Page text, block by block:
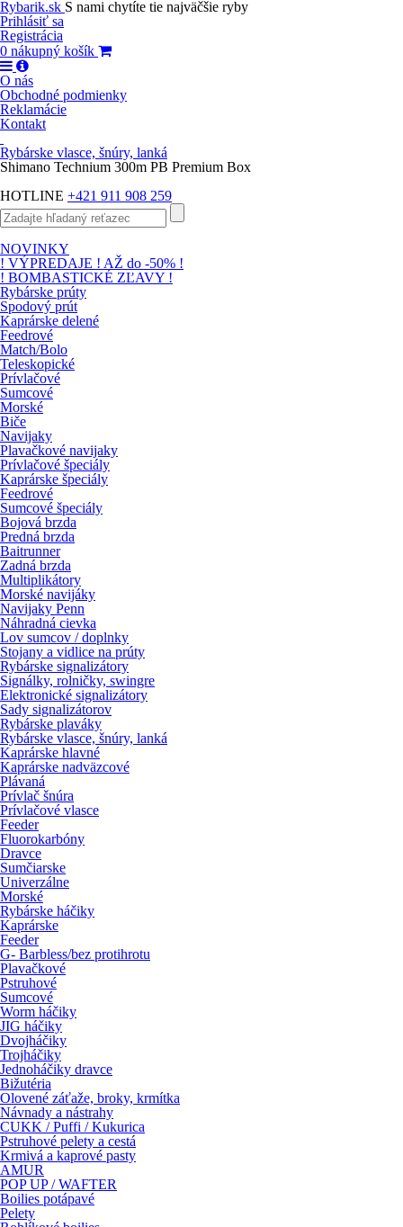
Rybarik.sk S nami chytíte tie najväčšie ryby
Prihlásiť sa
Registrácia
0 nákupný košík
O nás
Obchodné podmienky
Reklamácie
Kontakt
Rybárske vlasce, šnúry, lanká
Shimano Technium 300m PB Premium Box
HOTLINE +421 911 908 259
NOVINKY
! VÝPREDAJE ! AŽ do -50% !
! BOMBASTICKÉ ZĽAVY !
Rybárske prúty
Spodový prút
Kaprárske delené
Feedrové
Match/Bolo
Teleskopické
Prívlačové
Sumcové
Morské
Biče
Navijaky
Plavačkové navijaky
Prívlačové špeciály
Kaprárske špeciály
Feedrové
Sumcové špeciály
Bojová brzda
Predná brzda
Baitrunner
Zadná brzda
Multiplikátory
Morské navijáky
Navijaky Penn
Náhradná cievka
Lov sumcov / doplnky
Stojany a vidlice na prúty
Rybárske signalizátory
Signálky, rolničky, swingre
Elektronické signalizátory
Sady signalizátorov
Rybárske plaváky
Rybárske vlasce, šnúry, lanká
Kaprárske hlavné
Kaprárske nadväzcové
Plávaná
Prívlač šnúra
Prívlačové vlasce
Feeder
Fluorokarbóny
Dravce
Sumčiarske
Univerzálne
Morské
Rybárske háčiky
Kaprárske
Feeder
G- Barbless/bez protihrotu
Plavačkové
Pstruhové
Sumcové
Worm háčiky
JIG háčiky
Dvojháčiky
Trojháčiky
Jednoháčiky dravce
Bižutéria
Olovené záťaže, broky, krmítka
Návnady a nástrahy
CUKK / Puffi / Kukurica
Pstruhové pelety a cestá
Krmivá a kaprové pasty
AMUR
POP UP / WAFTER
Boilies potápavé
Pelety